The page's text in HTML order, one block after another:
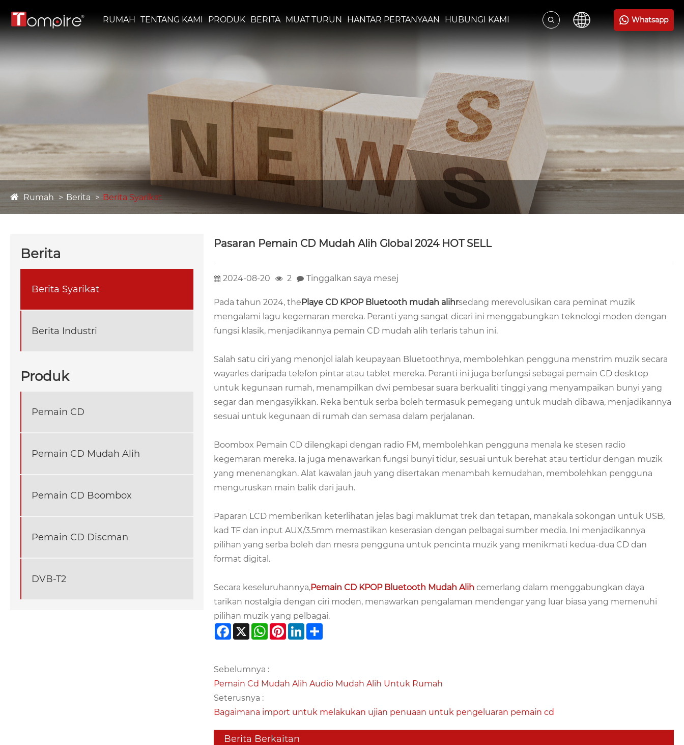
RUMAH TENTANG KAMI PRODUK BERITA MUAT TURUN HANTAR PERTANYAAN HUBUNGI KAMI Whatsapp
Rumah Berita Berita Syarikat
Berita
Berita Syarikat
Berita Industri
Produk
Pemain CD
Pemain CD Mudah Alih
Pemain CD Boombox
Pemain CD Discman
DVB-T2
Pasaran Pemain CD Mudah Alih Global 2024 HOT SELL
2024-08-20 2 Tinggalkan saya mesej
Pada tahun 2024, thePlaye CD KPOP Bluetooth mudah alihrsedang merevolusikan cara peminat muzik
mengalami lagu kegemaran mereka. Peranti yang sangat dicari ini menggabungkan teknologi moden dengan
fungsi klasik, menjadikannya pemain CD mudah alih terlaris tahun ini.
Salah satu ciri yang menonjol ialah keupayaan Bluetoothnya, membolehkan pengguna menstrim muzik secara
wayarles daripada telefon pintar atau tablet mereka. Peranti ini juga berfungsi sebagai pemain CD desktop
untuk kegunaan rumah, menampilkan dwi pembesar suara berkualiti tinggi yang menyampaikan bunyi yang
segar dan mengasyikkan. Reka bentuk serba boleh termasuk pemegang untuk mudah dibawa, menjadikannya
sesuai untuk kegunaan di rumah dan semasa dalam perjalanan.
Boombox Pemain CD dilengkapi dengan radio FM, membolehkan pengguna menala ke stesen radio
kegemaran mereka. Ia juga menawarkan fungsi bunyi tidur, sesuai untuk berehat atau tertidur dengan muzik
yang menenangkan. Alat kawalan jauh yang disertakan menambah kemudahan, membolehkan pengguna
menguruskan main balik dari jauh.
Paparan LCD memberikan keterlihatan jelas bagi maklumat trek dan tetapan, manakala sokongan untuk USB,
kad TF dan input AUX/3.5mm memastikan keserasian dengan pelbagai sumber media. Ini menjadikannya
pilihan yang serba boleh dan mesra pengguna untuk pencinta muzik yang menikmati kedua-dua CD dan
format digital.
Secara keseluruhannya,Pemain CD KPOP Bluetooth Mudah Alih cemerlang dalam menggabungkan daya
tarikan nostalgia dengan ciri moden, menawarkan pengalaman mendengar yang luar biasa yang memenuhi
pilihan muzik yang pelbagai.
Facebook
X WhatsApp
PinterestLinkedIn
Sebelumnya :
Pemain Cd Mudah Alih Audio Mudah Alih Untuk Rumah
Seterusnya :
Bagaimana import untuk melakukan ujian penuaan untuk pengeluaran pemain cd
Berita Berkaitan